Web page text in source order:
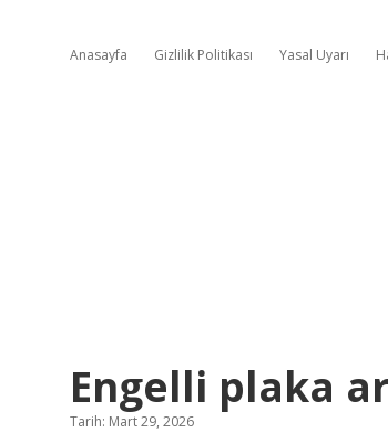
Anasayfa Gizlilik Politikası Yasal Uyarı
Engelli plaka
Tarih: Mart 29, 2026